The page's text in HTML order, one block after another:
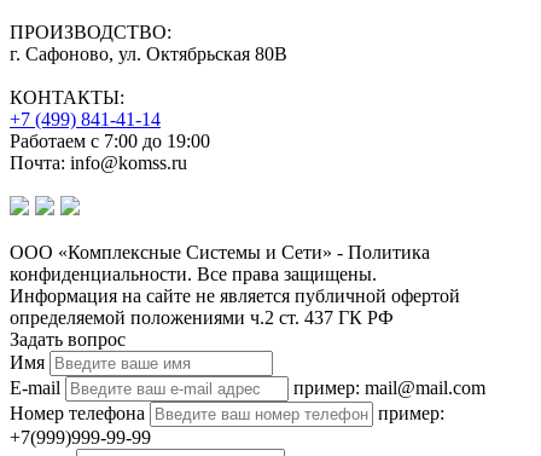
ПРОИЗВОДСТВО:
г. Сафоново, ул. Октябрьская 80В
КОНТАКТЫ:
+7 (499) 841-41-14
Работаем с 7:00 до 19:00
Почта: info@komss.ru
ООО «Комплексные Системы и Сети» - Политика
конфиденциальности. Все права защищены.
Информация на сайте не является публичной офертой
определяемой положениями ч.2 ст. 437 ГК РФ
Задать вопрос
Имя
E-mail
пример: mail@mail.com
Номер телефона
пример:
+7(999)999-99-99